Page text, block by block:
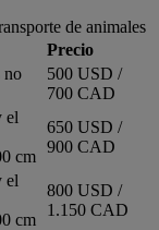
de animales
Precio
no
500 USD /
700 CAD
el
cm
650 USD /
900 CAD
el
cm
800 USD /
1.150 CAD